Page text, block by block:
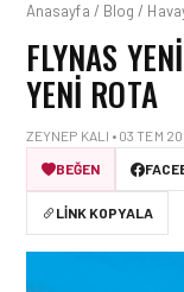
Anasayfa / Blog /
FLYNAS
YENI ROTA
ZEYNEP KALI • 03 TEM
BEĞEN
LINK KOPYALA